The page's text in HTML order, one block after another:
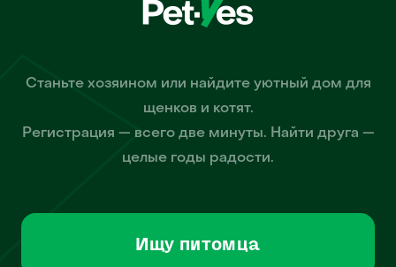
Станьте хозяином или найдите уютный дом для
щенков и котят.
Регистрация — всего две минуты. Найти друга —
целые годы радости.
Ищу питомца